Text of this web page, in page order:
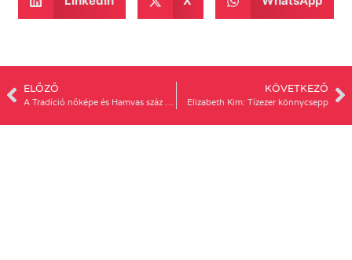
ELŐZŐ KÖVETKEZŐ
Elizabeth Kim: Tízezer könnycsepp